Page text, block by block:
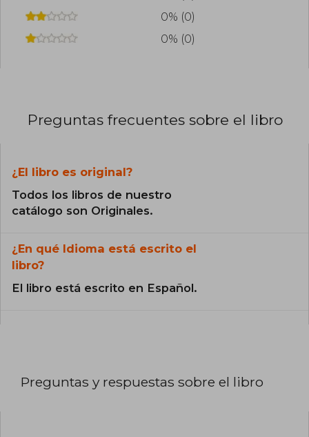
0% (0)
0% (0)
Preguntas frecuentes sobre el libro
¿El libro es original?
Todos los libros de nuestro
catálogo son Originales.
¿En qué Idioma está escrito el
libro?
El libro está escrito en Español.
Preguntas y respuestas sobre el libro